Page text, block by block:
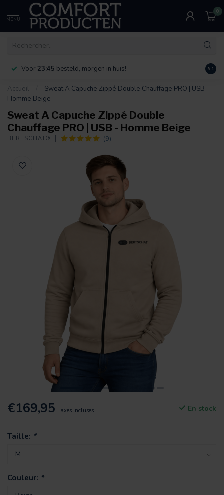
MENU
0
Voor 23:45 besteld, morgen in huis! 9.1
Accueil
Sweat A Capuche Zippé Double Chauffage PRO | USB -
Homme Beige
Sweat A Capuche Zippé Double
Chauffage PRO | USB - Homme Beige
BERTSCHAT® (9)
€169,95 Taxes incluses En stock
Taille: *
Couleur: *